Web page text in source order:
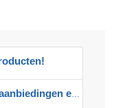
en advies